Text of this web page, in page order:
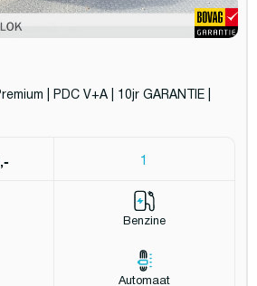
| PDC V+A | 10jr GARANTIE |
1
Benzine
Automaat